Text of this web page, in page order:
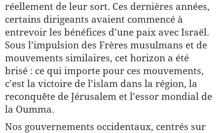
réellement de leur sort. Ces dernières années,
certains dirigeants avaient commencé à
entrevoir les bénéfices d’une paix avec Israël.
Sous l’impulsion des Frères musulmans et de
mouvements similaires, cet horizon a été
brisé : ce qui importe pour ces mouvements,
c’est la victoire de l’islam dans la région, la
reconquête de Jérusalem et l’essor mondial de
la Oumma.
Nos gouvernements occidentaux, centrés sur